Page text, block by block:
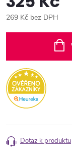
269 Kč bez DPH
Dotaz k produktu